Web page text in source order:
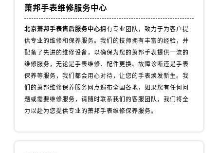
萧邦手表维修服务中心
北京萧邦手表售后服务中心拥有专业团队，致力于为客户提
供专业的维修和保养服务。我们的技师拥有丰富的经验，并
配备了先进的维修设备，以确保为您的萧邦手表提供一流的
维修服务，无论是手表维修、配件更换、故障诊断还是手表
保养等服务，我们都会用心对待，让您的手表焕发新生。我
们的萧邦维修保养服务网点遍布全国各地，如果您有任何问
题或需要维修服务，请随时联系我们的客服团队，我们将全
力以赴为您提供专业的萧邦手表维修保养服务。